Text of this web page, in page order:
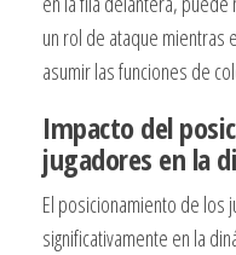
un rol de ataque
asumir las funciones de
Impacto del
jugadores en la
El posicionamiento de los
significativamente en la